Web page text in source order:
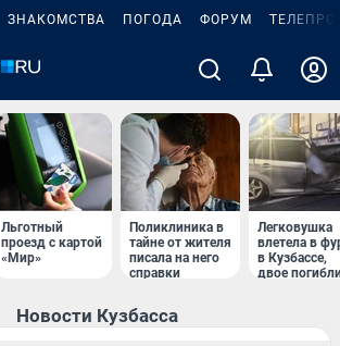
ЗНАКОМСТВА ПОГОДА ФОРУМ
Льготный
проезд с картой
«Мир»
Поликлиника в
тайне от жителя
писала на него
справки
Легковушка
влетела в
в Кузбассе,
двое
Новости Кузбасса